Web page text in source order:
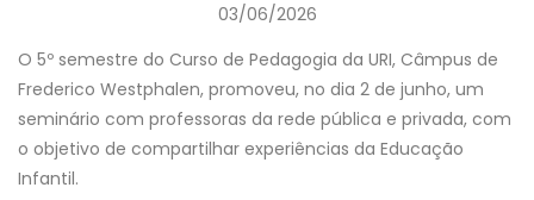
03/06/2026
O 5º semestre do Curso de Pedagogia da URI, Câmpus de
Frederico Westphalen, promoveu, no dia 2 de junho, um
seminário com professoras da rede pública e privada, com
o objetivo de compartilhar experiências da Educação
Infantil.